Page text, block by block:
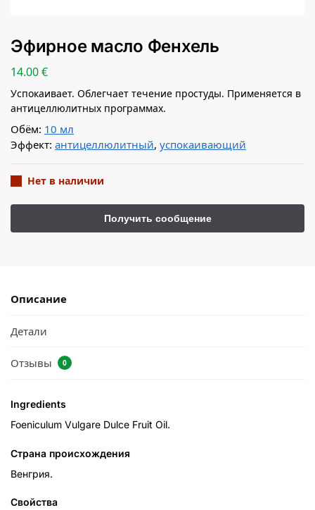
Эфирное масло Фенхель
14.00€
Успокаивает. Облегчает течение простуды. Применяется в
антицеллюлитных программах.
Обём: 10 мл
Эффект: антицеллюлитный, успокаивающий
Нет в наличии
Описание
Детали
Отзывы 0
Ingredients
Foeniculum Vulgare Dulce Fruit Oil.
Страна происхождения
Венгрия.
Свойства